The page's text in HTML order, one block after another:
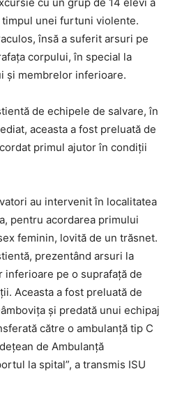
unei furtuni violente.
însă a suferit arsuri pe
corpului, în special la
și membrelor inferioare.
de echipele de salvare, în
aceasta a fost preluată de
primul ajutor în condiții
au intervenit în localitatea
pentru acordarea primului
feminin, lovită de un trăsnet.
prezentând arsuri la
pe o suprafață de
Aceasta a fost preluată de
și predată unui echipaj
către o ambulanță tip C
de Ambulanță
la spital”, a transmis ISU